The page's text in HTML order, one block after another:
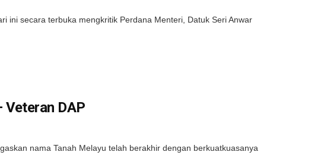
ini secara terbuka mengkritik Perdana Menteri, Datuk Seri Anwar
Veteran DAP
nama Tanah Melayu telah berakhir dengan berkuatkuasanya